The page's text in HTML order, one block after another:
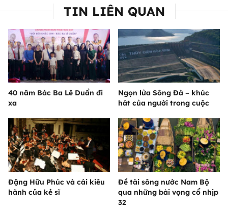
TIN LIÊN QUAN
40 năm Bác Ba Lê Duẩn đi
xa
Ngọn lửa Sông Đà – khúc
hát của người trong cuộc
Đặng Hữu Phúc và cái kiêu
hãnh của kẻ sĩ
Đề tài sông nước Nam Bộ
qua những bài vọng cổ nhịp
32